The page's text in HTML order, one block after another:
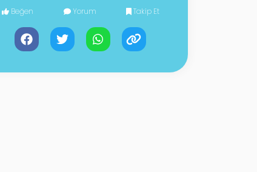
Beğen Yorum Takip Et